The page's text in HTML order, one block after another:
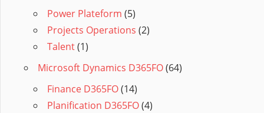
Power Plateform (5)
Projects Operations (2)
Talent(1)
Microsoft Dynamics D365FO(64)
Finance D365FO(14)
Planification D365FO(4)